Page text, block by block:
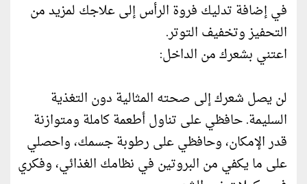
في إضافة تدليك فروة الرأس إلى علاجك لمزيد من
التحفيز وتخفيف التوتر.
اعتني بشعرك من الداخل:
لن يصل شعرك إلى صحته المثالية دون التغذية
السليمة. حافظي على تناول أطعمة كاملة ومتوازنة
قدر الإمكان، وحافظي على رطوبة جسمك، واحصلي
على ما يكفي من البروتين في نظامك الغذائي، وفكري